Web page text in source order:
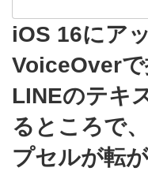
iOS 16にア
VoiceOverで
LINEのテキ
るところで
プセルが転